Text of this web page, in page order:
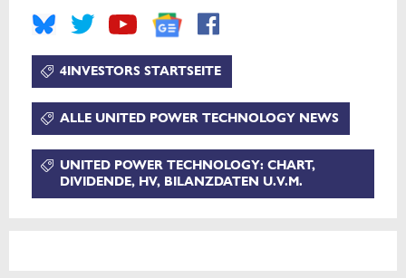
4INVESTORS STARTSEITE
ALLE UNITED POWER TECHNOLOGY NEWS
UNITED POWER TECHNOLOGY: CHART,
DIVIDENDE, HV, BILANZDATEN U.V.M.